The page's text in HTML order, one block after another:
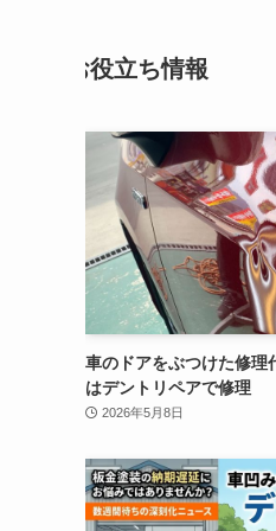
お役立ち情報
車のドアをぶつけた修理
はデントリペアで修理
2026年5月8日